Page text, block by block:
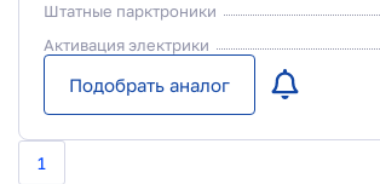
Штатные парктроники
Активация электрики
Подобрать аналог
1